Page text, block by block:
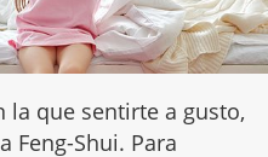
la que sentirte a gusto,
Feng-Shui. Para